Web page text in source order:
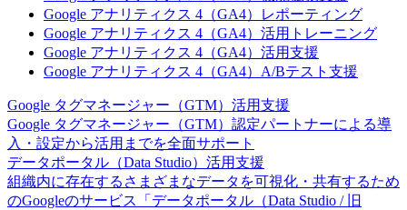
Google アナリティクス 4（GA4）レポーティング
Google アナリティクス 4（GA4）活用トレーニング
Google アナリティクス 4（GA4）活用支援
Google アナリティクス 4（GA4）A/Bテスト支援
Google タグマネージャー（GTM）活用支援
Google タグマネージャー（GTM）認定パートナーによる導
入・設定から活用までを全面サポート
データポータル（Data Studio）活用支援
組織内に存在するさまざまなデータを可視化・共有するため
のGoogleのサービス「データポータル（Data Studio / 旧